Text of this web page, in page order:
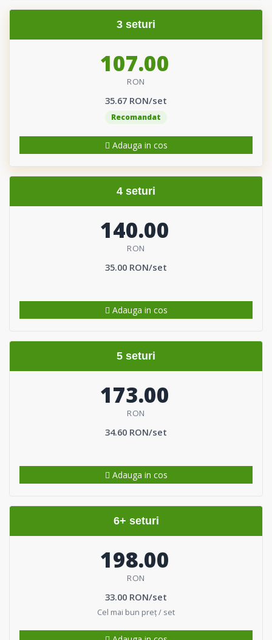
3 seturi
107.00
RON
35.67 RON/set
Recomandat
Adauga in cos
4 seturi
140.00
RON
35.00 RON/set
Adauga in cos
5 seturi
173.00
RON
34.60 RON/set
Adauga in cos
6+ seturi
198.00
RON
33.00 RON/set
Cel mai bun preț / set